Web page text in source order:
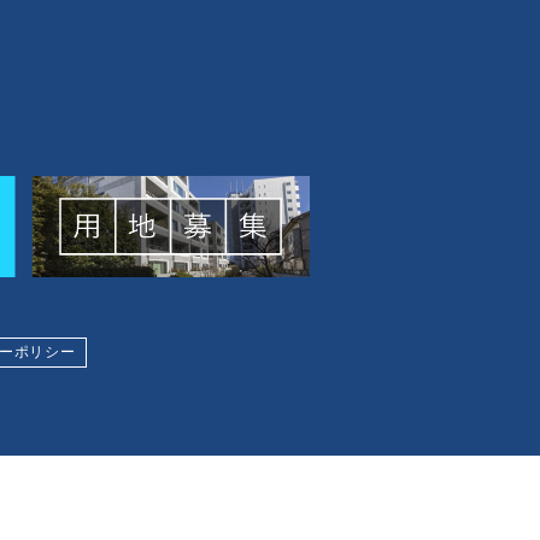
ポリシー